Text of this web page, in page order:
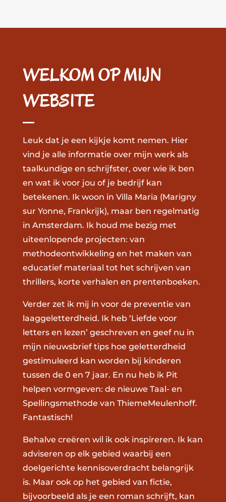
WELKOM OP MIJN
WEBSITE
Leuk dat je een kijkje komt nemen. Hier
vind je alle informatie over mijn werk als
taalkundige en schrijfster, over wie ik ben
en wat ik voor jou of je bedrijf kan
betekenen. Ik woon in Villa Maria (Marigny
sur Yonne, Frankrijk), maar ben regelmatig
in Amsterdam. Ik houd me bezig met
uiteenlopende projecten: van
methodeontwikkeling en het maken van
educatief materiaal tot het schrijven van
thrillers, korte verhalen en prentenboeken.
Verder zet ik mij in voor de preventie van
laaggeletterdheid. Ik heb ‘Liefde voor
letters en lezen’ geschreven en geef nu in
mijn nieuwsbrief tips hoe geletterdheid
gestimuleerd kan worden bij kinderen
tussen de 0 en 7 jaar. En nu heb ik Pit
helpen vormgeven: de nieuwe Taal- en
Spellingsmethode van ThiemeMeulenhoff.
Fantastisch!
Behalve creëren wil ik ook inspireren. Ik kan
adviseren op elk gebied waarbij een
doelgerichte kennisoverdracht belangrijk
is. Maar ook op het gebied van fictie,
bijvoorbeeld als je een roman schrijft, kan